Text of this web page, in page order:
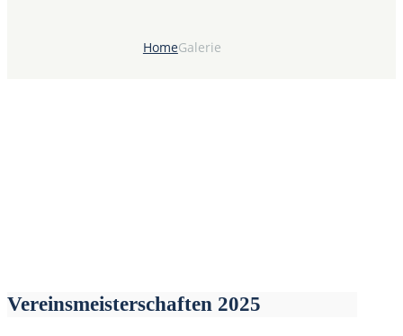
HomeGalerie
Vereinsmeisterschaften 2025